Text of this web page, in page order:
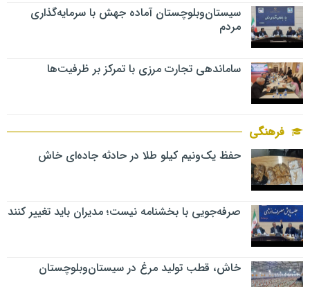
سیستان‌وبلوچستان آماده جهش با سرمایه‌گذاری
مردم
ساماندهی تجارت مرزی با تمرکز بر ظرفیت‌ها
فرهنگی
حفظ یک‌ونیم کیلو طلا در حادثه جاده‌ای خاش
صرفه‌جویی با بخشنامه نیست؛ مدیران باید تغییر کنند
خاش، قطب تولید مرغ در سیستان‌وبلوچستان